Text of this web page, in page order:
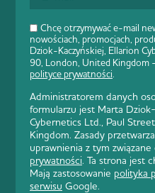
Chcę otrzymywać e-mail
nowościach, promocjach,
Dziok-Kaczyńskiej, Ellarion
90, London, United Kingdom
polityce prywatności.
Administratorem danych
formularzu jest Marta
Cybernetics Ltd., Paul
Kingdom. Zasady
uprawnienia z tym związane
prywatności. Ta strona jest
Mają zastosowanie polityka
serwisu Google.